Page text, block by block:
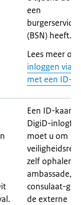
een
(BSN) heeft.
Lees meer
inloggen via
met een ID-
Een ID-kaart
DigiD-
moet u om
zelf ophalen
ambassade,
consulaat-
de externe